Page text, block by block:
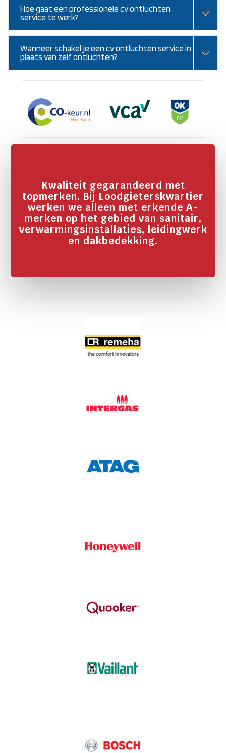
Hoe gaat een professionele cv ontluchten
service te werk?
Wanneer schakel je een cv ontluchten service in
plaats van zelf ontluchten?
Kwaliteit gegarandeerd met
topmerken. Bij Loodgieterskwartier
werken we alleen met erkende A-
merken op het gebied van sanitair,
verwarmingsinstallaties, leidingwerk
en dakbedekking.